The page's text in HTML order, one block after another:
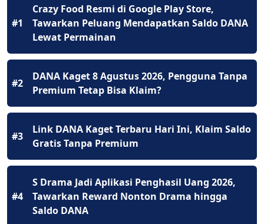
#1
Crazy Food Resmi di Google Play Store,
Tawarkan Peluang Mendapatkan Saldo DANA
Lewat Permainan
#2
DANA Kaget 8 Agustus 2026, Pengguna Tanpa
Premium Tetap Bisa Klaim?
#3
Link DANA Kaget Terbaru Hari Ini, Klaim Saldo
Gratis Tanpa Premium
#4
S Drama Jadi Aplikasi Penghasil Uang 2026,
Tawarkan Reward Nonton Drama hingga
Saldo DANA